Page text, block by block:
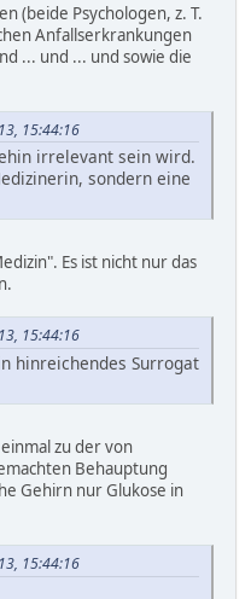
(beide Psychologen, z. T.
Anfallserkrankungen
... und ... und sowie die
15:44:16
irrelevant sein wird.
sondern eine
Es ist nicht nur das
15:44:16
hinreichendes Surrogat
zu der von
Behauptung
Gehirn nur Glukose in
15:44:16